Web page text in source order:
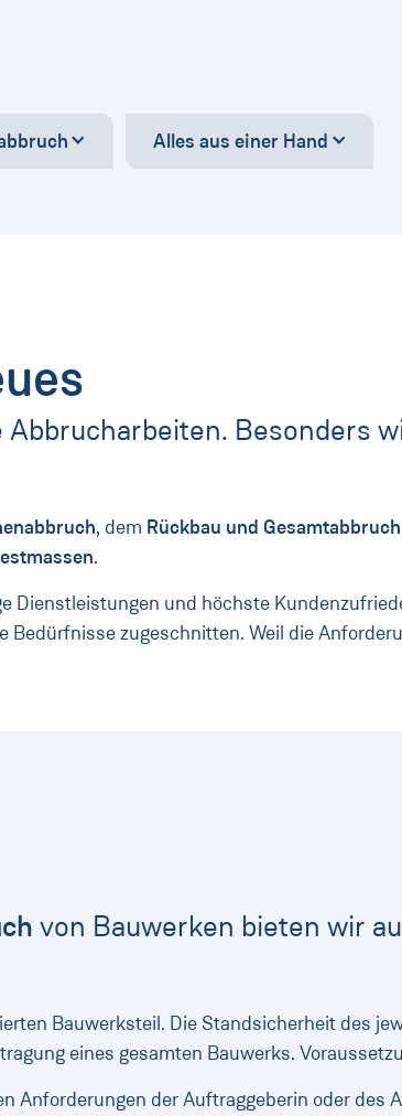
Alles aus einer Hand
Besonders
, dem Rückbau und Gesamtabbruch
.
Dienstleistungen und höchste
Bedürfnisse zugeschnitten. Weil die
von Bauwerken bieten wir
Bauwerksteil. Die Standsicherheit des
eines gesamten Bauwerks.
der Auftraggeberin oder des